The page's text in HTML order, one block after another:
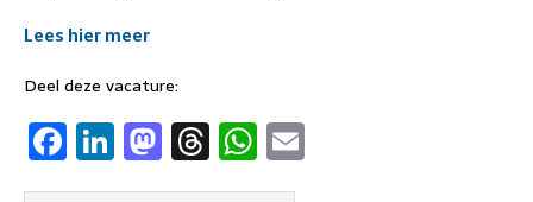
Lees hier meer
Deel deze vacature:
F
a
Li
n
M
a
T
h
W
h